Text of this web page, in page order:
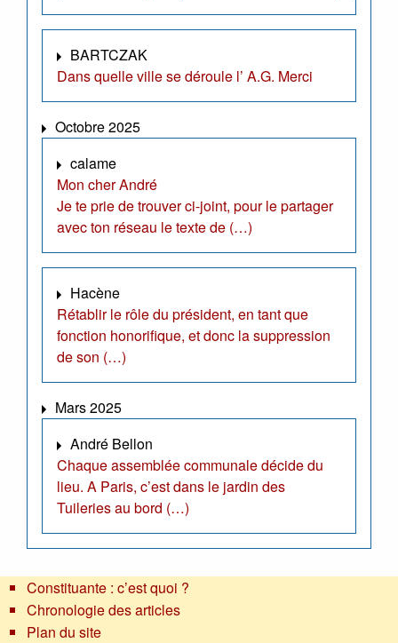
BARTCZAK
Dans quelle ville se déroule l’ A.G. Merci
Octobre 2025
calame
Mon cher André
Je te prie de trouver ci-joint, pour le partager
avec ton réseau le texte de (…)
Hacène
Rétablir le rôle du président, en tant que
fonction honorifique, et donc la suppression
de son (…)
Mars 2025
André Bellon
Chaque assemblée communale décide du
lieu. A Paris, c’est dans le jardin des
Tuileries au bord (…)
Constituante : c’est quoi ?
Chronologie des articles
Plan du site